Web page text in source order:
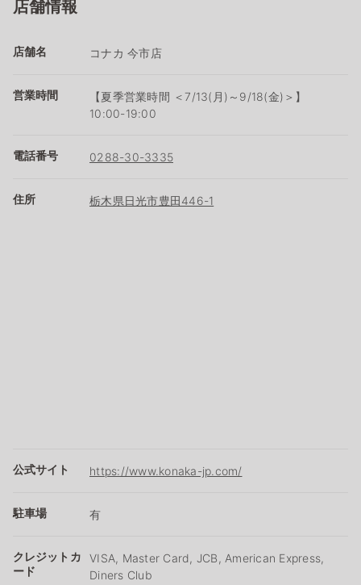
店舗情報
店舗名 コナカ 今市店
営業時間
【夏季営業時間 ＜7/13(月)～9/18(金)＞】
10:00-19:00
電話番号 0288-30-3335
住所 栃木県日光市豊田446-1
公式サイト https://www.konaka-jp.com/
駐車場 有
クレジットカ
ード
VISA, Master Card, JCB, American Express,
Diners Club